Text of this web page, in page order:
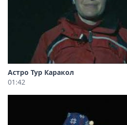
Астро Тур Каракол
01:42